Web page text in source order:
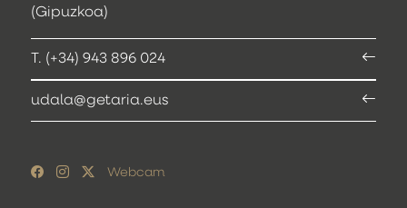
(Gipuzkoa)
T. (+34) 943 896 024
udala@getaria.eus
Webcam